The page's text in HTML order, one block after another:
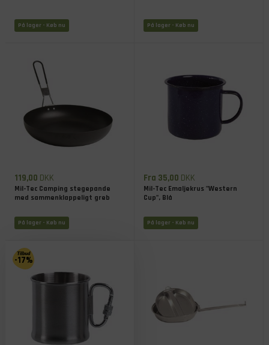
På lager - Køb nu På lager - Køb nu
119,00 DKK
Mil-Tec Camping stegepande
med sammenklappeligt greb
På lager - Køb nu
Fra 35,00 DKK
Mil-Tec Emaljekrus "Western
Cup", Blå
På lager - Køb nu
-17%